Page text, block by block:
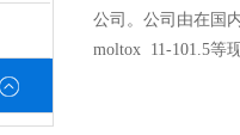
公司。公司由在国
moltox 11-101.5等